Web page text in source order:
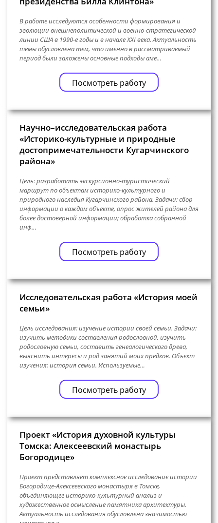
В работе исследуются особенности формирования и
эволюции внешнеполитической и военно-стратегической
линии США в 1990-е годы и в начале XXI века. Актуальность
темы обусловлена тем, что именно в рассматриваемый
период были заложены основные подходы аме…
Посмотреть работу
Научно–исследовательская работа
«Историко-культурные и природные
достопримечательности Кугарчинского
района»
Цель: разработать экскурсионно-туристический
маршрут по объектам историко-культурного и
природного наследия Кугарчинского района. Задачи: сбор
информации о каждом объекте, опрос жителей района для
более достоверной информации; обработка собранной
инф…
Посмотреть работу
Исследовательская работа «История моей
семьи»
Цель исследования: изучение истории своей семьи. Задачи:
изучить методики составления родословной, изучить
родословную семьи, составить генеалогического древа,
выяснить интересы и род занятий моих предков. Объект
изучения: история семьи. Используемые…
Посмотреть работу
Проект «История духовной культуры
Томска: Алексеевский монастырь
Богородице»
Проект представляет комплексное исследование истории
Богородице-Алексеевского монастыря в Томске,
объединяющее историко-культурный анализ и
художественное осмысление памятника архитектуры.
Актуальность исследования обусловлена значимостью